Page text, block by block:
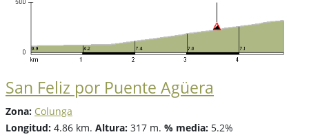
San Feliz por Puente Agüera
Zona: Colunga
Longitud: 4.86 km. Altura: 317 m. % media: 5.2%